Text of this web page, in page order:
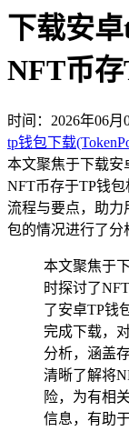
下载安卓
NFT币
时间：2026年06月
tp钱包下载
本文聚焦于下载安
NFT币存于TP钱
流程与要点，助力
包的情况进行了分
本文聚焦于
时探讨了
了安卓TP钱
完成下载，
分析，涵盖
清晰了解将
险，为有相
信息，有助